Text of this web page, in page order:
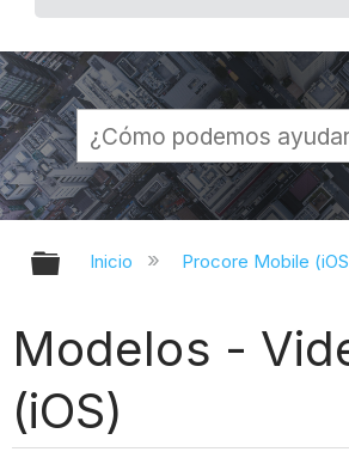
Expandir/contraer
Inicio Procore Mobile
Modelos -
(iOS)